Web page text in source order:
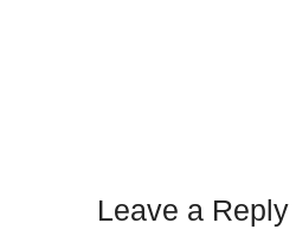
Leave a Reply